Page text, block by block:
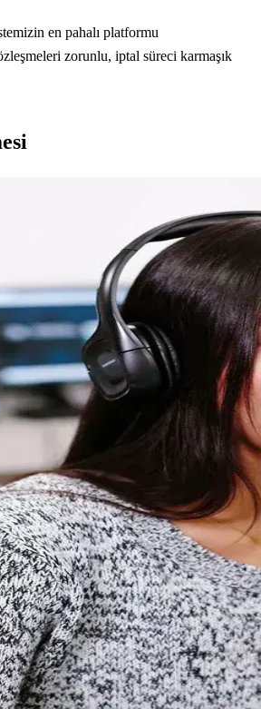
en pahalı platformu
zorunlu, iptal süreci karmaşık